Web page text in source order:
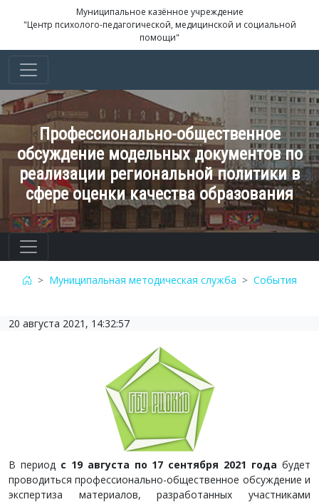
Муниципальное казённое учреждение
"Центр психолого-педагогической, медицинской и социальной
помощи"
Профессионально-общественное
обсуждение модельных документов по
реализации региональной политики в
сфере оценки качества образования
Муниципальная методическая служба События
20 августа 2021, 14:32:57
В период с 19 августа по 17 сентября 2021 года будет
проводиться профессионально-общественное обсуждение и
экспертиза материалов, разработанных участниками